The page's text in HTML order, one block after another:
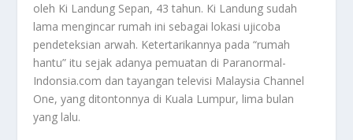
oleh Ki Landung Sepan, 43 tahun. Ki Landung sudah
lama mengincar rumah ini sebagai lokasi ujicoba
pendeteksian arwah. Ketertarikannya pada “rumah
hantu” itu sejak adanya pemuatan di Paranormal-
Indonsia.com dan tayangan televisi Malaysia Channel
One, yang ditontonnya di Kuala Lumpur, lima bulan
yang lalu.